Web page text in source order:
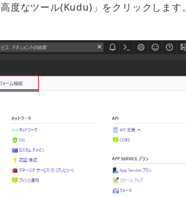
度なツール(Kudu)」をクリックします。